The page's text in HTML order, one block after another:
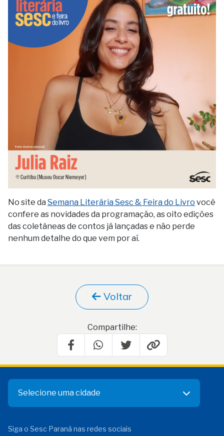
No site da Semana Literária Sesc & Feira do Livro você
confere as novidades da programação, as oito edições
das coletâneas de contos já lançadas e não perde
nenhum detalhe do que vem por aí.
Voltar
Compartilhe:
Selecione uma cidade
Siga o Sesc Paraná nas redes sociais